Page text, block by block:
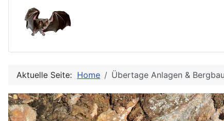
Aktuelle Seite: Home Übertage Anlagen &